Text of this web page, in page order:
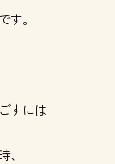
す。
すには